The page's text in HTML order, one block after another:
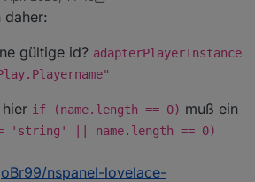
ticaki
gültige id? adapterPlayerInstance
if (name.length == 0) muß ein
'string' || name.length == 0)
nspanel-lovelace-